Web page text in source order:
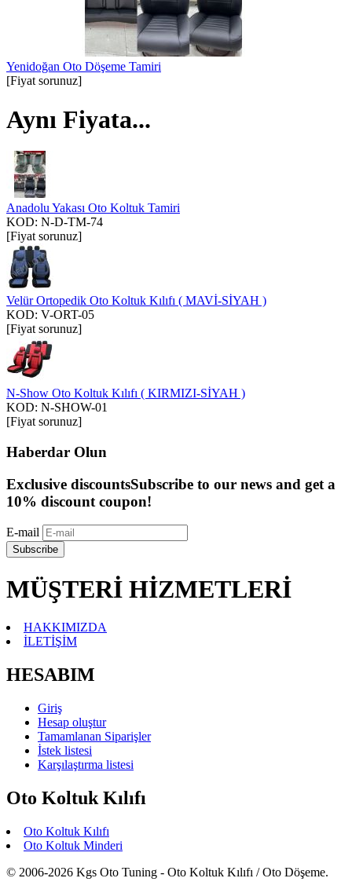
Yenidoğan Oto Döşeme Tamiri
[Fiyat sorunuz]
Aynı Fiyata...
Anadolu Yakası Oto Koltuk Tamiri
KOD: N-D-TM-74
[Fiyat sorunuz]
Velür Ortopedik Oto Koltuk Kılıfı ( MAVİ-SİYAH )
KOD: V-ORT-05
[Fiyat sorunuz]
N-Show Oto Koltuk Kılıfı ( KIRMIZI-SİYAH )
KOD: N-SHOW-01
[Fiyat sorunuz]
Haberdar Olun
Exclusive discountsSubscribe to our news and get a
10% discount coupon!
E-mail
Subscribe
MÜŞTERİ HİZMETLERİ
HAKKIMIZDA
İLETİŞİM
HESABIM
Giriş
Hesap oluştur
Tamamlanan Siparişler
İstek listesi
Karşılaştırma listesi
Oto Koltuk Kılıfı
Oto Koltuk Kılıfı
Oto Koltuk Minderi
© 2006-2026 Kgs Oto Tuning - Oto Koltuk Kılıfı / Oto Döşeme.